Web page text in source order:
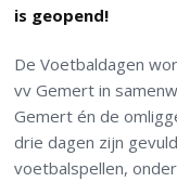
is geopend!
De Voetbaldagen
vv Gemert in
Gemert én de
drie dagen zijn
voetbalspellen,